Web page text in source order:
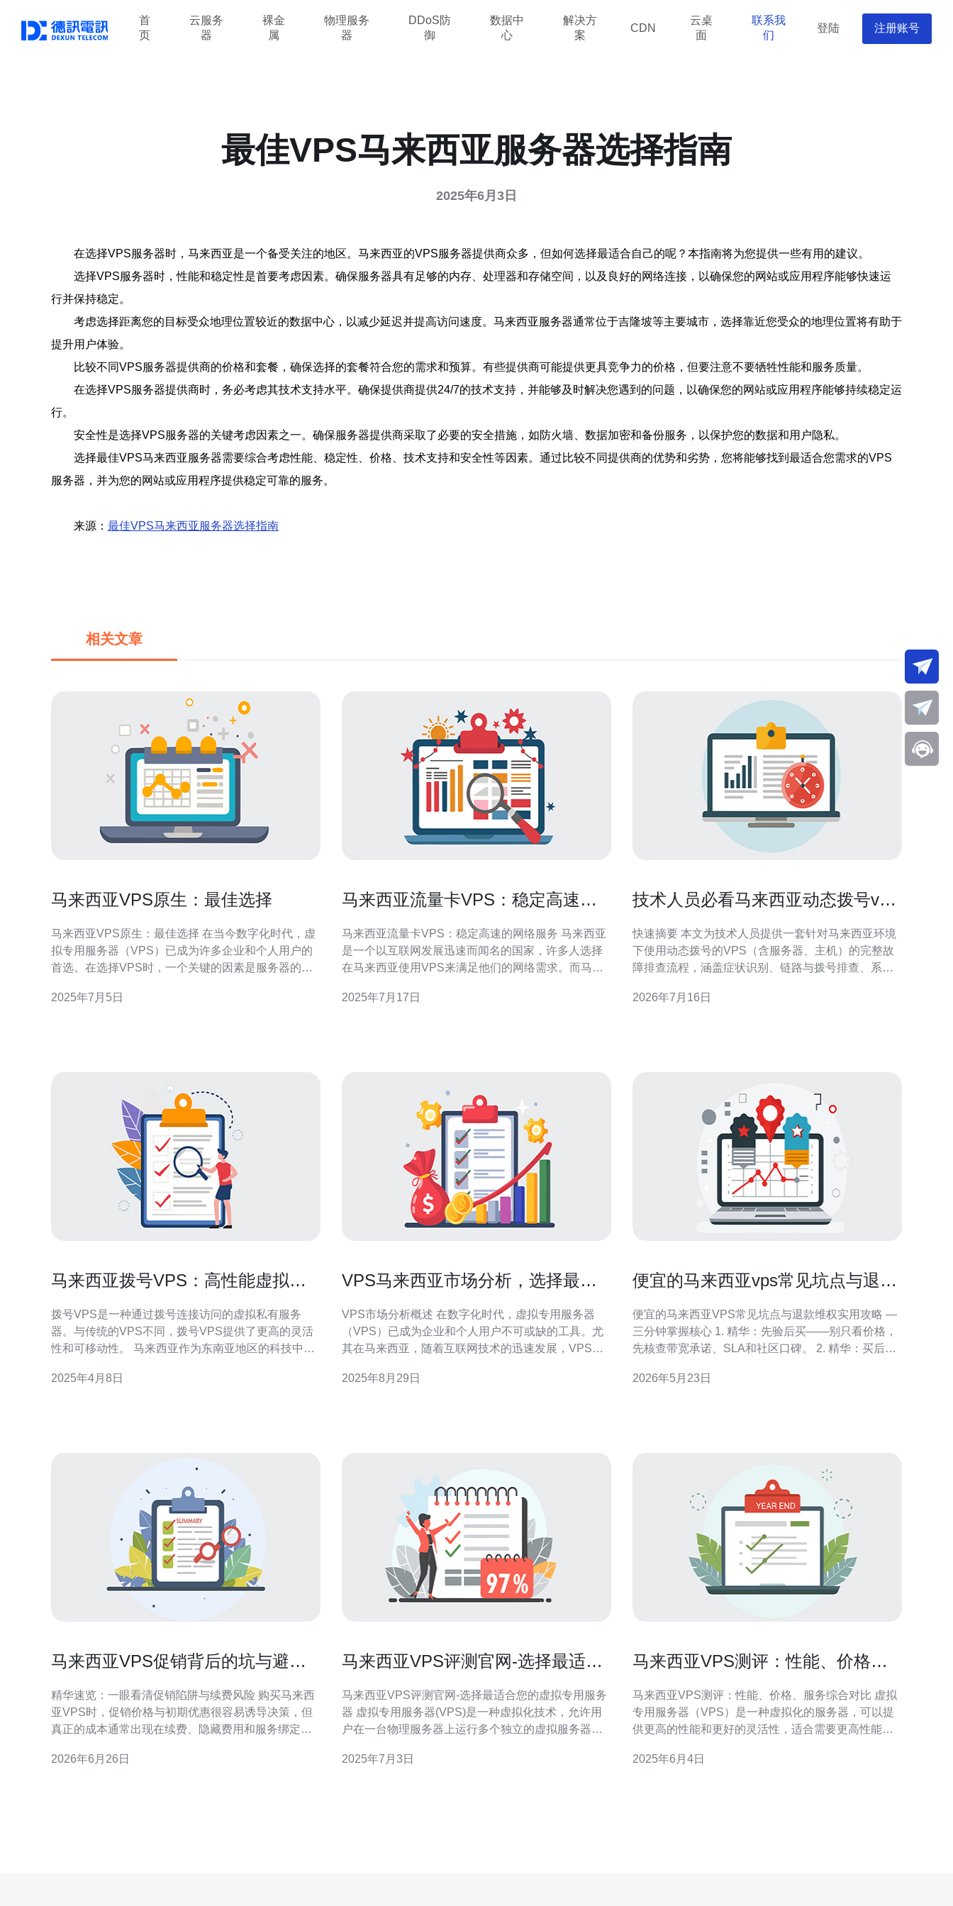
首
页
云服务
器
裸金
属
物理服务
器
DDoS防
御
数据中
心
解决方
案
CDN
云桌
面
联系我
们
登陆 注册账号
最佳VPS马来西亚服务器选择指南
2025年6月3日
在选择VPS服务器时，马来西亚是一个备受关注的地区。马来西亚的VPS服务器提供商众多，但如何选择最适合自己的呢？本指南将为您提供一些有用的建议。
选择VPS服务器时，性能和稳定性是首要考虑因素。确保服务器具有足够的内存、处理器和存储空间，以及良好的网络连接，以确保您的网站或应用程序能够快速运
行并保持稳定。
考虑选择距离您的目标受众地理位置较近的数据中心，以减少延迟并提高访问速度。马来西亚服务器通常位于吉隆坡等主要城市，选择靠近您受众的地理位置将有助于
提升用户体验。
比较不同VPS服务器提供商的价格和套餐，确保选择的套餐符合您的需求和预算。有些提供商可能提供更具竞争力的价格，但要注意不要牺牲性能和服务质量。
在选择VPS服务器提供商时，务必考虑其技术支持水平。确保提供商提供24/7的技术支持，并能够及时解决您遇到的问题，以确保您的网站或应用程序能够持续稳定运
行。
安全性是选择VPS服务器的关键考虑因素之一。确保服务器提供商采取了必要的安全措施，如防火墙、数据加密和备份服务，以保护您的数据和用户隐私。
选择最佳VPS马来西亚服务器需要综合考虑性能、稳定性、价格、技术支持和安全性等因素。通过比较不同提供商的优势和劣势，您将能够找到最适合您需求的VPS
服务器，并为您的网站或应用程序提供稳定可靠的服务。
来源： 最佳VPS马来西亚服务器选择指南
相关文章
马来西亚VPS原生：最佳选择
马来西亚VPS原生：最佳选择 在当今数字化时代，虚
拟专用服务器（VPS）已成为许多企业和个人用户的
首选。在选择VPS时，一个关键的因素是服务器的位
它提供了许多优势和便利。在本文中，我们将探讨为
2025年7月5日
马来西亚流量卡VPS：稳定高速的
马来西亚流量卡VPS：稳定高速的网络服务 马来西亚
是一个以互联网发展迅速而闻名的国家，许多人选择
在马来西亚使用VPS来满足他们的网络需求。而马来
户提供了更加可靠和快速的网络连接。 马来西亚流量
2025年7月17日
技术人员必看马来西亚动态拨号vps
快速摘要 本文为技术人员提供一套针对马来西亚环境
下使用动态拨号的VPS（含服务器、主机）的完整故
障排查流程，涵盖症状识别、链路与拨号排查、系统
性能优化。每一步均给出可执行命令和判断要点，遇
2026年7月16日
马来西亚拨号VPS：高性能虚拟私
拨号VPS是一种通过拨号连接访问的虚拟私有服务
器。与传统的VPS不同，拨号VPS提供了更高的灵活
性和可移动性。 马来西亚作为东南亚地区的科技中
选择马来西亚拨号VPS可以享受以下优势： 高性能：
2025年4月8日
VPS马来西亚市场分析，选择最佳
VPS市场分析概述 在数字化时代，虚拟专用服务器
（VPS）已成为企业和个人用户不可或缺的工具。尤
其在马来西亚，随着互联网技术的迅速发展，VPS的
析，并分享选择最佳服务的秘诀。 以下是本文的三个
2025年8月29日
便宜的马来西亚vps常见坑点与退款
便宜的马来西亚VPS常见坑点与退款维权实用攻略 —
三分钟掌握核心 1. 精华：先验后买——别只看价格，
先核查带宽承诺、SLA和社区口碑。 2. 精华：买后立
数据、保存所有票据与聊天记录。 3. 精华：遇到问题
2026年5月23日
马来西亚VPS促销背后的坑与避免
精华速览：一眼看清促销陷阱与续费风险 购买马来西
亚VPS时，促销价格与初期优惠很容易诱导决策，但
真正的成本通常出现在续费、隐藏费用和服务绑定
认DDoS防御与CDN支持，并优先选择透明定价与良
2026年6月26日
马来西亚VPS评测官网-选择最适合
马来西亚VPS评测官网-选择最适合您的虚拟专用服务
器 虚拟专用服务器(VPS)是一种虚拟化技术，允许用
户在一台物理服务器上运行多个独立的虚拟服务器。
自己的VPS成为了许多用户关注的问题。 选择VPS时
2025年7月3日
马来西亚VPS测评：性能、价格、
马来西亚VPS测评：性能、价格、服务综合对比 虚拟
专用服务器（VPS）是一种虚拟化的服务器，可以提
供更高的性能和更好的灵活性，适合需要更高性能的
提供商进行综合对比，分析其性能、价格和服务等方
2025年6月4日